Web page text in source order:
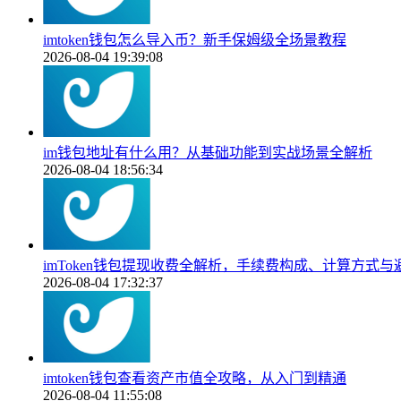
imtoken钱包怎么导入币？新手保姆级全场景教程
2026-08-04 19:39:08
im钱包地址有什么用？从基础功能到实战场景全解析
2026-08-04 18:56:34
imToken钱包提现收费全解析，手续费构成、计算方式与
2026-08-04 17:32:37
imtoken钱包查看资产市值全攻略，从入门到精通
2026-08-04 11:55:08